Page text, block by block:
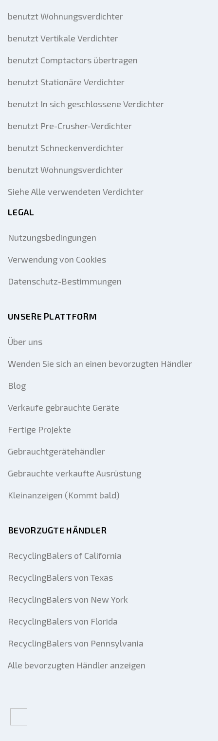
benutzt Wohnungsverdichter
benutzt Vertikale Verdichter
benutzt Comptactors übertragen
benutzt Stationäre Verdichter
benutzt In sich geschlossene Verdichter
benutzt Pre-Crusher-Verdichter
benutzt Schneckenverdichter
benutzt Wohnungsverdichter
Siehe Alle verwendeten Verdichter
LEGAL
Nutzungsbedingungen
Verwendung von Cookies
Datenschutz-Bestimmungen
UNSERE PLATTFORM
Über uns
Wenden Sie sich an einen bevorzugten Händler
Blog
Verkaufe gebrauchte Geräte
Fertige Projekte
Gebrauchtgerätehändler
Gebrauchte verkaufte Ausrüstung
Kleinanzeigen (Kommt bald)
BEVORZUGTE HÄNDLER
RecyclingBalers of California
RecyclingBalers von Texas
RecyclingBalers von New York
RecyclingBalers von Florida
RecyclingBalers von Pennsylvania
Alle bevorzugten Händler anzeigen